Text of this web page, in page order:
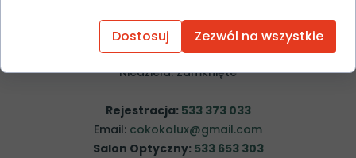
Pon-Pt: 10:00-21:00
Sobota: Zamknięte
Niedziela: Zamknięte
Rejestracja: 533 373 033
Email: cokokolux@gmail.com
Salon Optyczny: 533 653 303
Dostosuj Zezwól na wszystkie